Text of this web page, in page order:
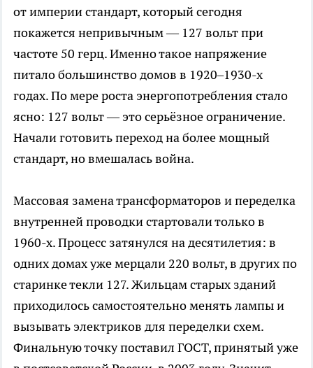
от империи стандарт, который сегодня
покажется непривычным — 127 вольт при
частоте 50 герц. Именно такое напряжение
питало большинство домов в 1920–1930-х
годах. По мере роста энергопотребления стало
ясно: 127 вольт — это серьёзное ограничение.
Начали готовить переход на более мощный
стандарт, но вмешалась война.
Массовая замена трансформаторов и переделка
внутренней проводки стартовали только в
1960-х. Процесс затянулся на десятилетия: в
одних домах уже мерцали 220 вольт, в других по
старинке текли 127. Жильцам старых зданий
приходилось самостоятельно менять лампы и
вызывать электриков для переделки схем.
Финальную точку поставил ГОСТ, принятый уже